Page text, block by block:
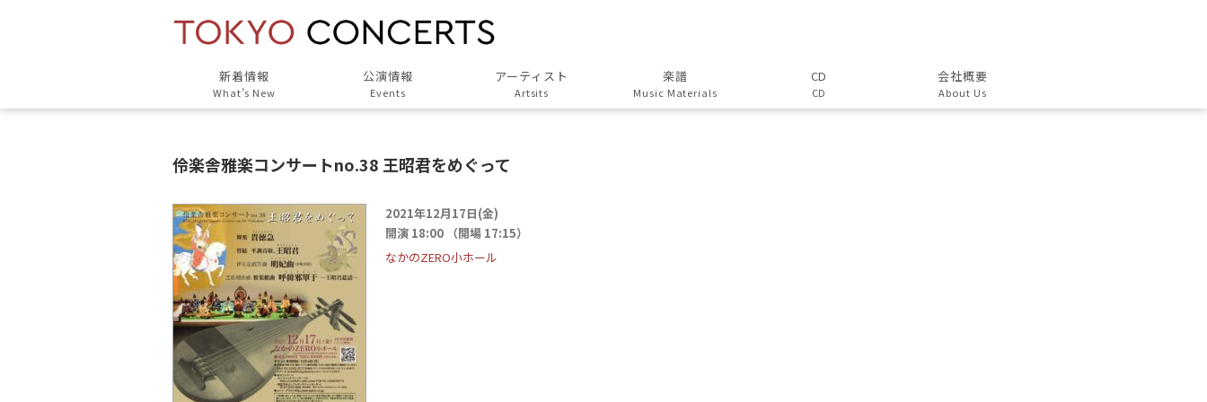
新着情報
What’s New
公演情報
Events
アーティスト
Artsits
Musicians
楽譜
Music Materials
CD
CD
会社概要
About Us
伶楽舎雅楽コンサートno.38 王昭君をめぐって
2021年12月17日(金)
開演 18:00 （開場 17:15）
なかのZERO小ホール